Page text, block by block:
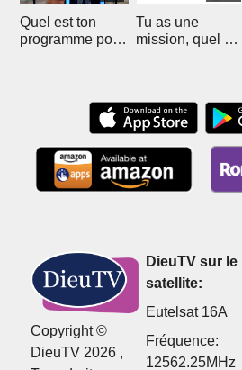
Quel est ton
programme pour
Tu as une
mission, quel est
Copyright ©
DieuTV 2026 ,
DieuTV sur le
satellite:
Eutelsat 16A
Fréquence:
12562.25MHz